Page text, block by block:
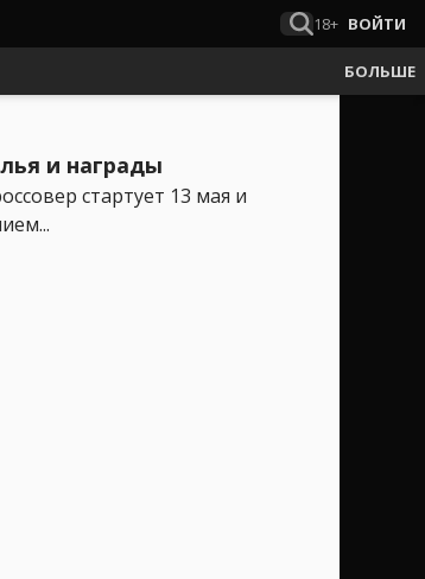
18+ ВОЙТИ
БОЛЬШЕ
и награды
стартует 13 мая и